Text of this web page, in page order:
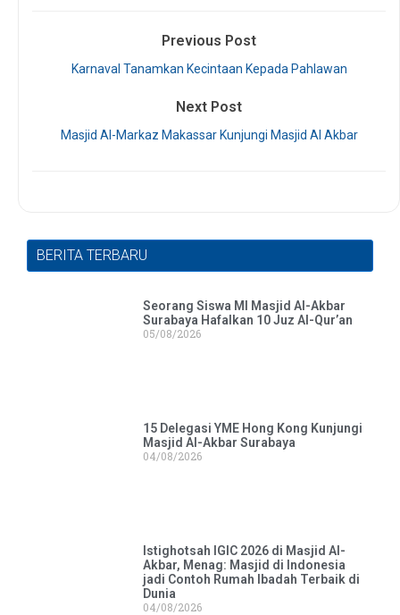
Previous Post
Karnaval Tanamkan Kecintaan Kepada Pahlawan
Next Post
Masjid Al-Markaz Makassar Kunjungi Masjid Al Akbar
BERITA TERBARU
Seorang Siswa MI Masjid Al-Akbar
Surabaya Hafalkan 10 Juz Al-Qur’an
05/08/2026
15 Delegasi YME Hong Kong Kunjungi
Masjid Al-Akbar Surabaya
04/08/2026
Istighotsah IGIC 2026 di Masjid Al-
Akbar, Menag: Masjid di Indonesia
jadi Contoh Rumah Ibadah Terbaik di
Dunia
04/08/2026